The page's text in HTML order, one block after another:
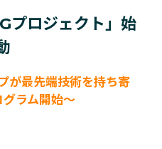
プロジェクト」始
が最先端技術を持ち寄
ラム開始〜